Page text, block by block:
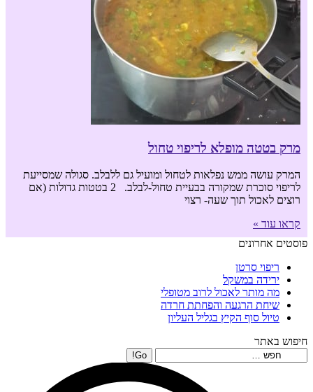
מרק בטטה מופלא לריפוי טחול
המרק עושה ממש נפלאות לטחול ומועיל גם ללבלב. סגולה שמסייעת
לריפוי סוכרת שמקורה בבעיית טחול-לבלב. 2 בטטות גדולות (אם
רוצים לאכול תוך שעה- רצוי
קראו עוד »
פוסטים אחרונים
ריפוי סרטן
ירידה במשקל
מה מותר לאכול לרוב מטופלי
שיחת הרגעה והפחתת חרדה
טיול סוף הקיץ בגליל העליון
חיפוש באתר
Search: